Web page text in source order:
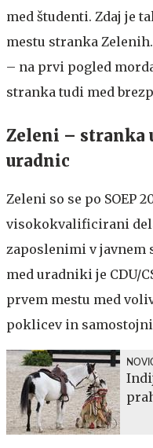
med študenti. Zdaj je
mestu stranka
– na prvi pogled
stranka tudi med
Zeleni – stranka
uradnic
Zeleni so se po SOEP
visokokvalificirani
zaposlenimi v javnem
med uradniki je CDU/
prvem mestu med
poklicev in